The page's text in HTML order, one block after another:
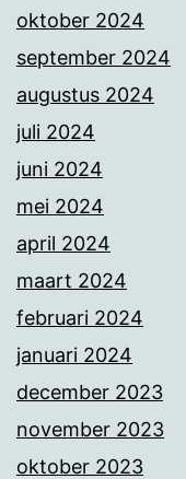
oktober 2024
september 2024
augustus 2024
juli 2024
juni 2024
mei 2024
april 2024
maart 2024
februari 2024
januari 2024
december 2023
november 2023
oktober 2023